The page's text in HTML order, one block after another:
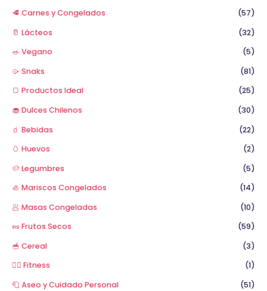
🥩 Carnes y Congelados
(57)
🥛 Lácteos
(32)
🥗 Vegano
(5)
🥠 Snaks
(81)
🍞 Productos Ideal
(25)
🧁 Dulces Chilenos
(30)
🧃 Bebidas
(22)
🥚 Huevos
(2)
🥔 Legumbres
(5)
🦪 Mariscos Congelados
(14)
🥟 Masas Congeladas
(10)
🥜 Frutos Secos
(59)
🥣 Cereal
(3)
🏋️‍♂️ Fitness
(1)
🧻 Aseo y Cuidado Personal
(51)